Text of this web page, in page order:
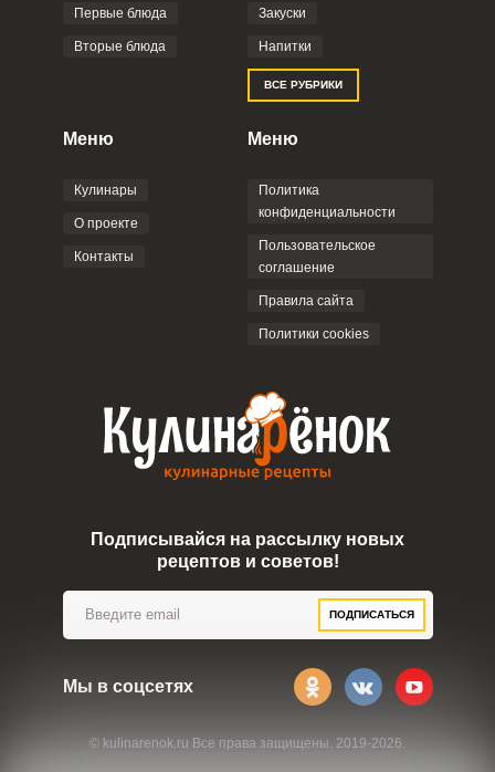
Фото до 4 шт, до 5 mb
Отправляя эту форму, вы соглашаетесь с
Политикой
Пользовательским
соглашением
© kulinarenok.ru Все права защищены. 2019-2026.
Первые блюда
Вторые блюда
Закуски
Напитки
ВСЕ РУБРИКИ
Меню
Кулинары
О проекте
Контакты
Меню
Политика
конфиденциальности
Пользовательское
соглашение
Правила сайта
Политики cookies
Подписывайся на рассылку новых
рецептов и советов!
ПОДПИСАТЬСЯ
Мы в соцсетях